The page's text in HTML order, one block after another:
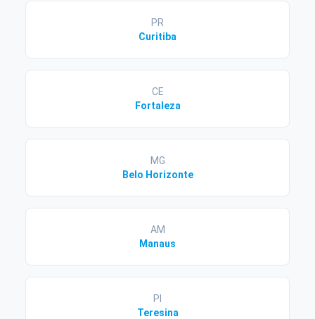
PR
Curitiba
CE
Fortaleza
MG
Belo Horizonte
AM
Manaus
PI
Teresina